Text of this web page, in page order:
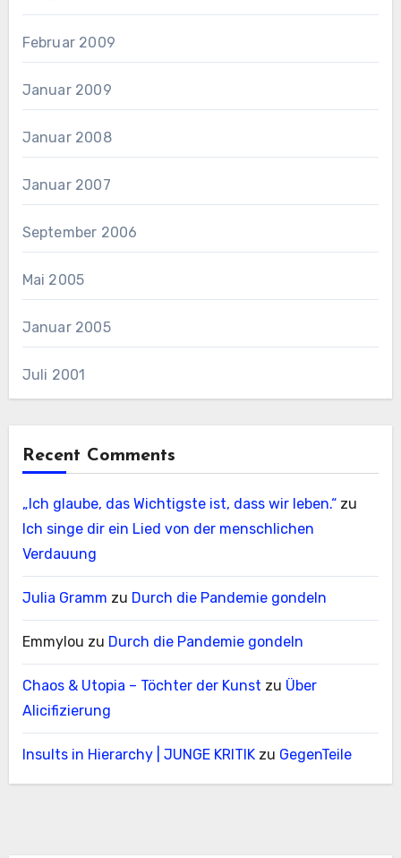
Februar 2009
Januar 2009
Januar 2008
Januar 2007
September 2006
Mai 2005
Januar 2005
Juli 2001
Recent Comments
„Ich glaube, das Wichtigste ist, dass wir leben.“zu
Ich singe dir ein Lied von der menschlichen
Verdauung
Julia Gramm zu Durch die Pandemie gondeln
Emmylou zu Durch die Pandemie gondeln
Chaos & Utopia – Töchter der Kunst zu Über
Alicifizierung
Insults in Hierarchy | JUNGE KRITIKzu GegenTeile